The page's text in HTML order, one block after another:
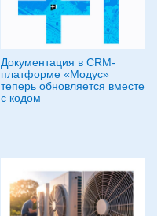
Документация в CRM-
платформе «Модус»
теперь обновляется вместе
с кодом